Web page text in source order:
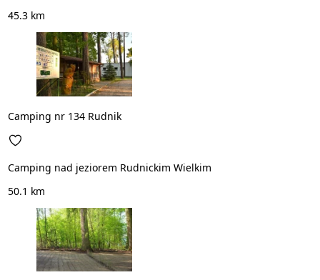
45.3 km
Camping nr 134 Rudnik
Camping nad jeziorem Rudnickim Wielkim
50.1 km